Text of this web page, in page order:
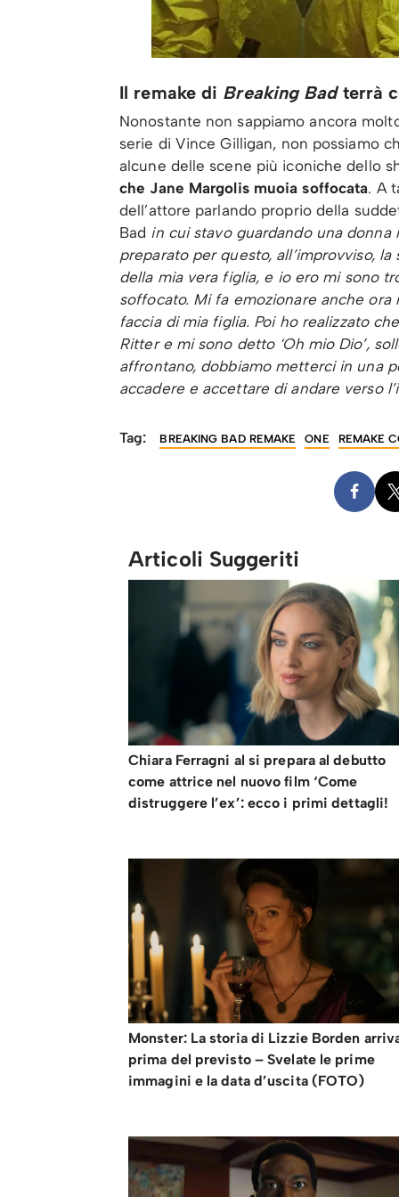
Il remake di Breaking Badterrà
Nonostante non sappiamo ancora
serie di Vince Gilligan, non possiamo
alcune delle scene più iconiche dello
che Jane Margolis muoia soffocata. A
dell’attore parlando proprio della
Bad in cui stavo guardando una
preparato per questo, all’improvviso,
della mia vera figlia, e io ero mi sono
soffocato. Mi fa emozionare anche
faccia di mia figlia. Poi ho realizzato
Ritter e mi sono detto ‘Oh mio Dio’,
affrontano, dobbiamo metterci in una
accadere e accettare di andare verso
Tag: BREAKING BAD REMAKE ONE REMAKE
Articoli Suggeriti
Chiara Ferragni al si prepara al debutto
come attrice nel nuovo film ‘Come
distruggere l’ex’: ecco i primi dettagli!
Monster: La storia di Lizzie Borden
prima del previsto – Svelate le prime
immagini e la data d’uscita (FOTO)